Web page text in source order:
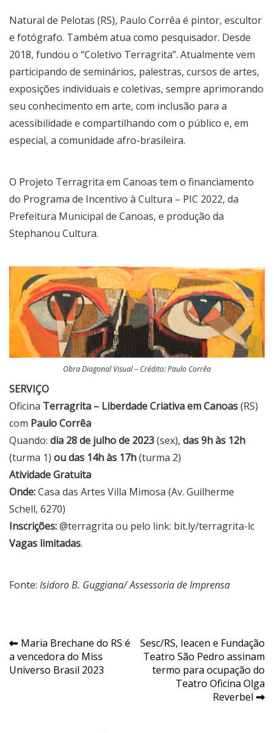
Natural de Pelotas (RS), Paulo Corrêa é pintor, escultor
e fotógrafo. Também atua como pesquisador. Desde
2018, fundou o “Coletivo Terragrita”. Atualmente vem
participando de seminários, palestras, cursos de artes,
exposições individuais e coletivas, sempre aprimorando
seu conhecimento em arte, com inclusão para a
acessibilidade e compartilhando com o público e, em
especial, a comunidade afro-brasileira.
O Projeto Terragrita em Canoas tem o financiamento
do Programa de Incentivo à Cultura – PIC 2022, da
Prefeitura Municipal de Canoas, e produção da
Stephanou Cultura.
Obra Diagonal Visual – Crédito: Paulo Corrêa
SERVIÇO
Oficina Terragrita – Liberdade Criativa em Canoas(RS)
com Paulo Corrêa
Quando: dia 28 de julho de 2023(sex), das 9h às 12h
(turma 1) ou das 14h às 17h(turma 2)
Atividade Gratuita
Onde:Casa das Artes Villa Mimosa (Av. Guilherme
Schell, 6270)
Inscrições:@terragrita ou pelo link: bit.ly/terragrita-lc
Vagas limitadas.
Fonte: Isidoro B. Guggiana/ Assessoria de Imprensa
Navegação
de
Maria Brechane do RS é
a vencedora do Miss
Universo Brasil 2023
Sesc/RS, Ieacen e Fundação
Teatro São Pedro assinam
termo para ocupação do
Teatro Oficina Olga
Reverbel